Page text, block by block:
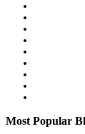
Most Popular